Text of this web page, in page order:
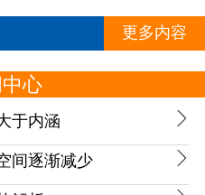
更多内容
心
于内涵 
间逐渐减少 